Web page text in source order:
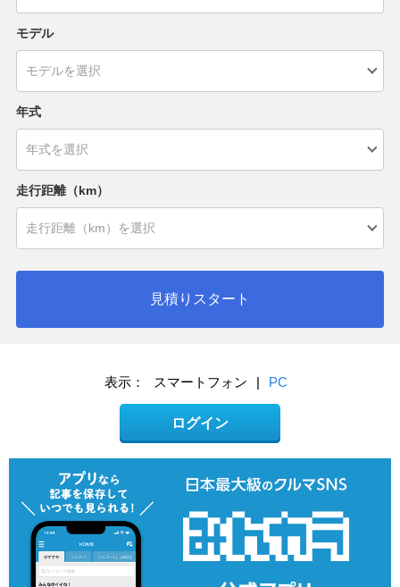
モデル
年式
走行距離（km）
見積りスタート
表示： スマートフォン | PC
ログイン